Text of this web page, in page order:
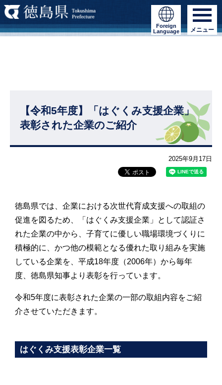
Foreign
Language
メニュー
【令和5年度】「はぐくみ支援企業」
表彰された企業のご紹介
2025年9月17日
徳島県では、企業における次世代育成支援への取組の
促進を図るため、「はぐくみ支援企業」として認証さ
れた企業の中から、子育てに優しい職場環境づくりに
積極的に、かつ他の模範となる優れた取り組みを実施
している企業を、平成18年度（2006年）から毎年
度、徳島県知事より表彰を行っています。
令和5年度に表彰された企業の一部の取組内容をご紹
介させていただきます。
はぐくみ支援表彰企業一覧